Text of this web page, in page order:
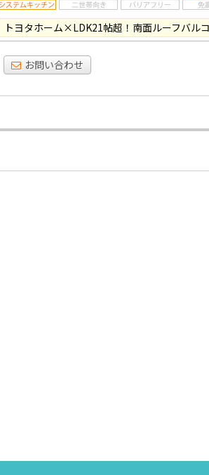
トヨタホーム×LDK21帖超！南面ルーフバル
お問い合わせ